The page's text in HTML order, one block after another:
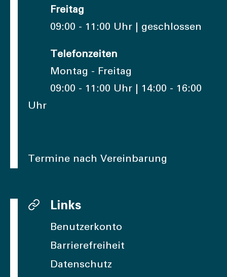
Freitag
09:00 - 11:00 Uhr | geschlossen
Telefonzeiten
Montag - Freitag
09:00 - 11:00 Uhr | 14:00 - 16:00
Uhr
Termine nach Vereinbarung
Links
Benutzerkonto
Barrierefreiheit
Datenschutz